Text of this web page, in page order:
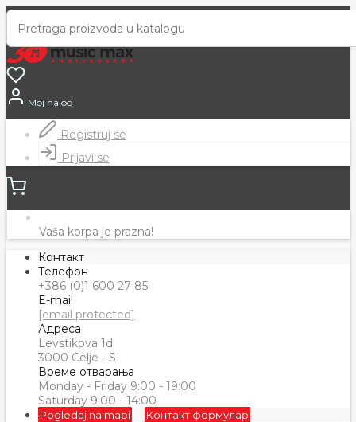
Moj nalog
Registruj se
Prijavi se
Vaša korpa je prazna!
Контакт
Телефон
+386 (0)1 600 27 85
E-mail
[email protected]
Адреса
Levstikova 1d
3000 Celje - SI
Време отварања
Monday - Friday 9:00 - 19:00
Saturday 9:00 - 14:00
Pogledaj na mapi Контакт формулар